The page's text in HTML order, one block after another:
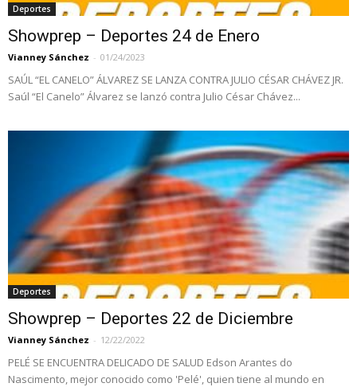
Deportes
Showprep – Deportes 24 de Enero
Vianney Sánchez - 01/24/2023
SAÚL “EL CANELO” ÁLVAREZ SE LANZA CONTRA JULIO CÉSAR CHÁVEZ JR.
Saúl “El Canelo” Álvarez se lanzó contra Julio César Chávez...
Deportes
Showprep – Deportes 22 de Diciembre
Vianney Sánchez - 12/22/2022
PELÉ SE ENCUENTRA DELICADO DE SALUD Edson Arantes do
Nascimento, mejor conocido como 'Pelé', quien tiene al mundo en